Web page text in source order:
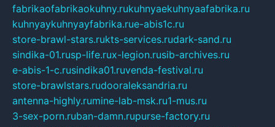
fabrikaofabrikaokuhny.rukuhnyaekuhnyaafabrika.ru
kuhnyaykuhnyayfabrika.rue-abis1c.ru
store-brawl-stars.rukts-services.rudark-sand.ru
sindika-01.rusp-life.rux-legion.rusib-archives.ru
e-abis-1-c.rusindika01.ruvenda-festival.ru
store-brawlstars.rudooraleksandria.ru
antenna-highly.rumine-lab-msk.ru1-mus.ru
3-sex-porn.ruban-damn.rupurse-factory.ru